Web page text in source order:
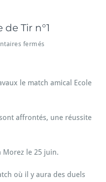
Tir n°1
fermés
le match amical Ecole
affrontés, une réussite
Morez le 25 juin.
où il y aura des duels